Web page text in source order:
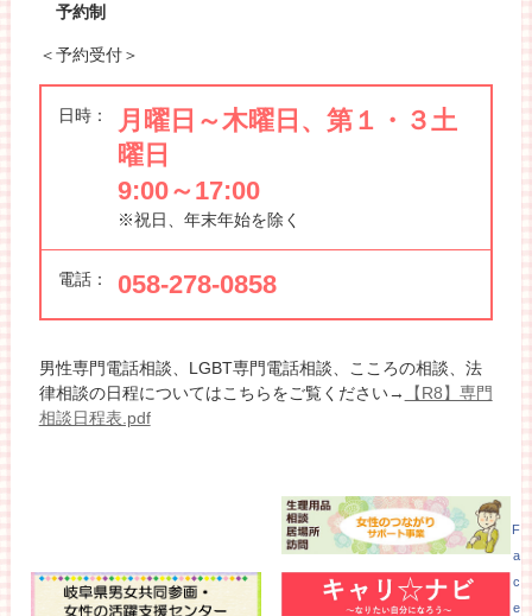
予約制
＜予約受付＞
日時：
月曜日～木曜日、第１・３土
曜日
9:00～17:00
※祝日、年末年始を除く
電話： 058-278-0858
男性専門電話相談、LGBT専門電話相談、こころの相談、法
律相談の日程についてはこちらをご覧ください→
【R8】専門
相談日程表.pdf
F
a
c
e